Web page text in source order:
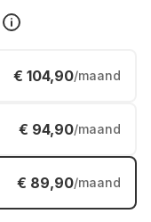
€ 104,90/maand
€ 94,90/maand
€ 89,90/maand